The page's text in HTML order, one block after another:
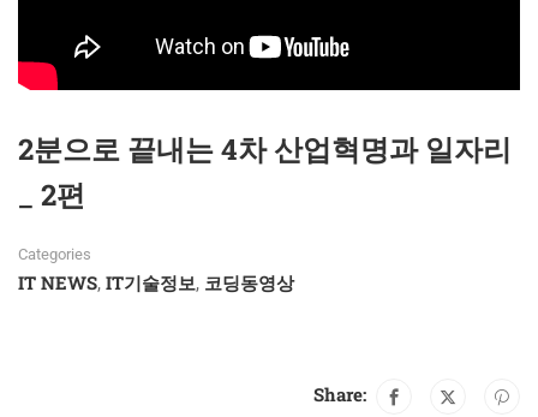
2분으로 끝내는 4차 산업혁명과 일자리
_ 2편
Categories
IT NEWS, IT기술정보, 코딩동영상
Share: